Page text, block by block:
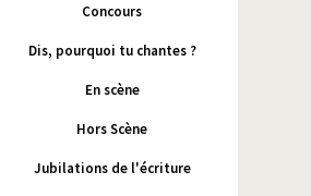
Concours
Dis, pourquoi tu chantes ?
En scène
Hors Scène
Jubilations de l'écriture